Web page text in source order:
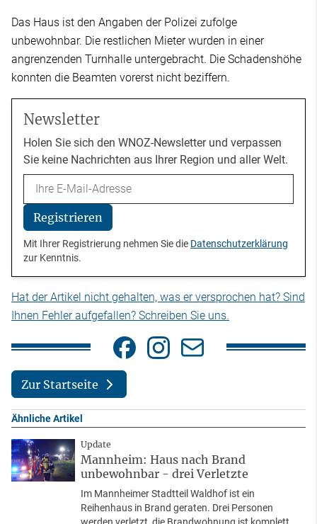
Das Haus ist den Angaben der Polizei zufolge
unbewohnbar. Die restlichen Mieter wurden in einer
angrenzenden Turnhalle untergebracht. Die Schadenshöhe
konnten die Beamten vorerst nicht beziffern.
Newsletter
Holen Sie sich den WNOZ-Newsletter und verpassen
Sie keine Nachrichten aus Ihrer Region und aller Welt.
Email
Registrieren
Mit Ihrer Registrierung nehmen Sie die Datenschutzerklärung
zur Kenntnis.
Hat der Artikel nicht gehalten, was er versprochen hat? Sind
Ihnen Fehler aufgefallen? Schreiben Sie uns.
Zur Startseite
Ähnliche Artikel
Update
Mannheim: Haus nach Brand
unbewohnbar - drei Verletzte
Im Mannheimer Stadtteil Waldhof ist ein
Reihenhaus in Brand geraten. Drei Personen